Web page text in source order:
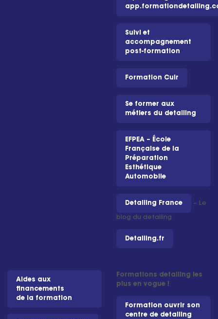
Suivi et
accompagnement
post-formation
Formation Cuir
Se former aux
métiers du detailing
EFPEA – École
Française de la
Préparation
Esthétique
Automobile
Detailing France – Le
blog du detailing
Detailing.fr
Aides aux
financements
de la formation
Formations detailing les
plus en vogue !
Formation ouvrir son
centre de detailing